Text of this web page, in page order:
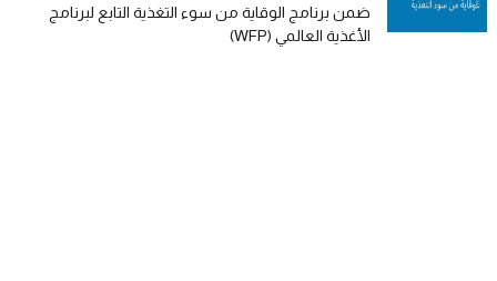
ضمن برنامج الوقاية من سوء التغذية التابع لبرنامج
الأغذية العالمي (WFP)